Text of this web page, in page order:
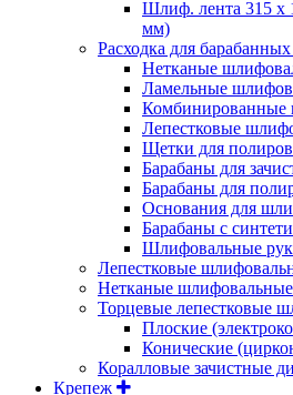
Шлиф. лента 315 х
мм)
Расходка для
Нетканые
Ламельные
Комбинированные
Лепестковые
Щетки для
Барабаны для
Барабаны для
Основания для
Барабаны с
Шлифовальные
Лепестковые
Нетканые
Торцевые лепестковые
Плоские
Конические
Коралловые зачистные
Крепеж